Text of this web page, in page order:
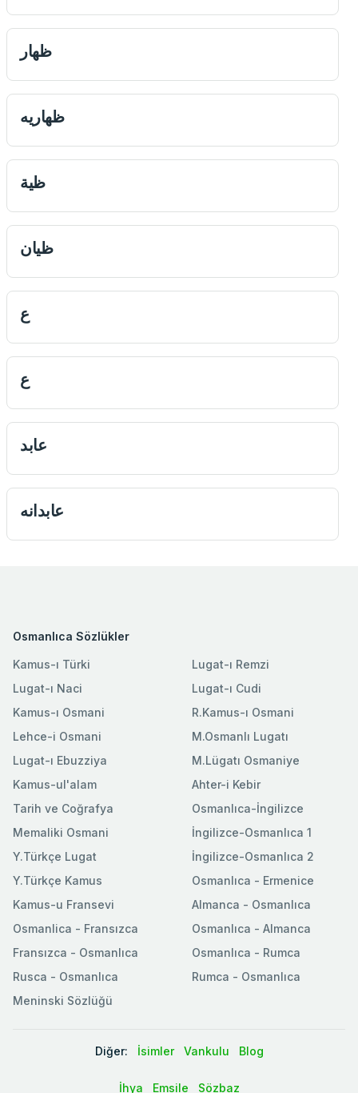
ظهار
ظهاريه
ظیة
ظيان
ع
ع
عابد
عابدانه
Osmanlıca Sözlükler
Kamus-ı Türki
Lugat-ı Naci
Kamus-ı Osmani
Lehce-i Osmani
Lugat-ı Ebuzziya
Lugat-ı Remzi
Lugat-ı Cudi
R.Kamus-ı Osmani
M.Osmanlı Lugatı
M.Lügatı Osmaniye
Kamus-ul'alam
Tarih ve Coğrafya
Memaliki Osmani
Y.Türkçe Lugat
Y.Türkçe Kamus
Ahter-i Kebir
Osmanlıca-İngilizce
İngilizce-Osmanlıca 1
İngilizce-Osmanlıca 2
Osmanlıca - Ermenice
Kamus-u Fransevi
Osmanlica - Fransızca
Fransızca - Osmanlıca
Rusca - Osmanlıca
Meninski Sözlüğü
Almanca - Osmanlıca
Osmanlıca - Almanca
Osmanlıca - Rumca
Rumca - Osmanlıca
Diğer: İsimler Vankulu Blog
İhya Emsile Sözbaz